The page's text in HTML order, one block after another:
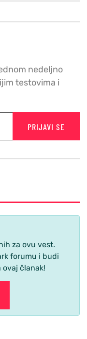
nedeljno
testovima i
PRIJAVI SE
za ovu vest.
forumu i budi
članak!